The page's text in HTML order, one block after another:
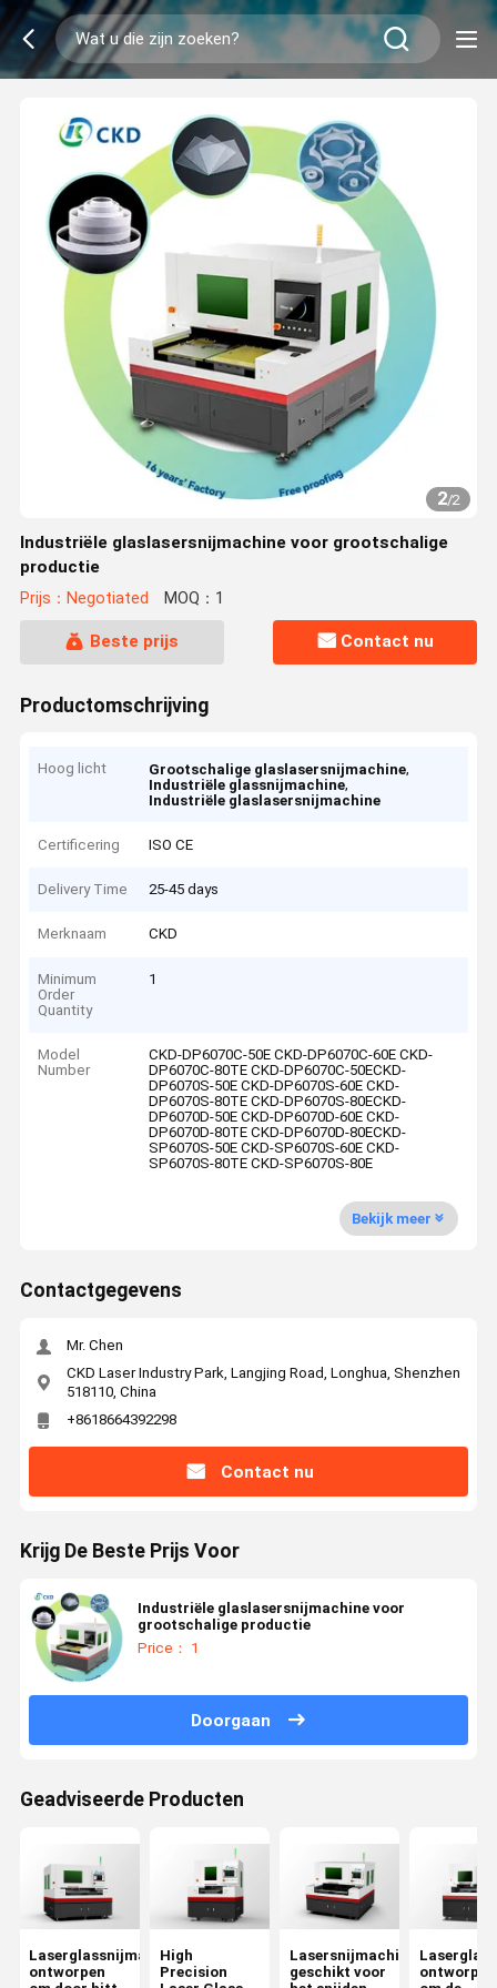
2/2
Industriële glaslasersnijmachine voor grootschalige
productie
Prijs：Negotiated MOQ：1
Beste prijs Contact nu
Productomschrijving
Hoog licht Grootschalige glaslasersnijmachine,
Industriële glassnijmachine,
Industriële glaslasersnijmachine
Certificering ISO CE
Delivery Time 25-45 days
Merknaam CKD
Minimum
Order
Quantity
1
Model
Number
CKD-DP6070C-50E CKD-DP6070C-60E CKD-
DP6070C-80TE CKD-DP6070C-50ECKD-
DP6070S-50E CKD-DP6070S-60E CKD-
DP6070S-80TE CKD-DP6070S-80ECKD-
DP6070D-50E CKD-DP6070D-60E CKD-
DP6070D-80TE CKD-DP6070D-80ECKD-
SP6070S-50E CKD-SP6070S-60E CKD-
SP6070S-80TE CKD-SP6070S-80E
Bekijk meer
Contactgegevens
Mr. Chen
CKD Laser Industry Park, Langjing Road, Longhua, Shenzhen
518110, China
+8618664392298
Contact nu
Krijg De Beste Prijs Voor
Industriële glaslasersnijmachine voor
grootschalige productie
Price： 1
Doorgaan
Geadviseerde Producten
Laserglassnijmachine
ontworpen
High
Precision
Lasersnijmachine
geschikt voor
ontworpen